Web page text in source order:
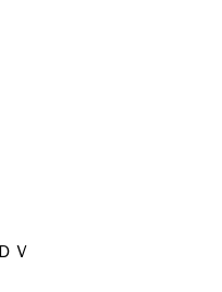
Ｖ